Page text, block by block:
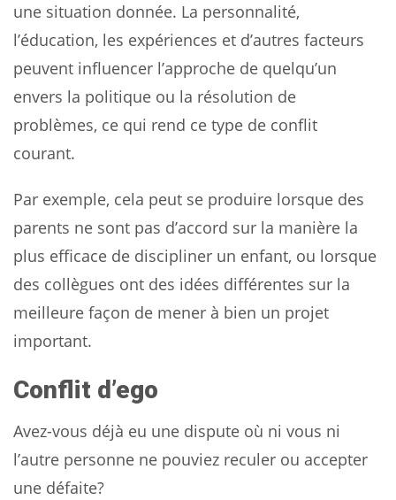
une situation donnée. La personnalité,
l’éducation, les expériences et d’autres facteurs
peuvent influencer l’approche de quelqu’un
envers la politique ou la résolution de
problèmes, ce qui rend ce type de conflit
courant.
Par exemple, cela peut se produire lorsque des
parents ne sont pas d’accord sur la manière la
plus efficace de discipliner un enfant, ou lorsque
des collègues ont des idées différentes sur la
meilleure façon de mener à bien un projet
important.
Conflit d’ego
Avez-vous déjà eu une dispute où ni vous ni
l’autre personne ne pouviez reculer ou accepter
une défaite?